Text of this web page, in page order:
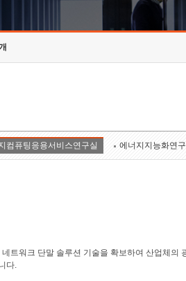
컴퓨팅응용서비스연구실 에너지지능화연
네트워크 단말 솔루션 기술을 확보하여 산업체
다.